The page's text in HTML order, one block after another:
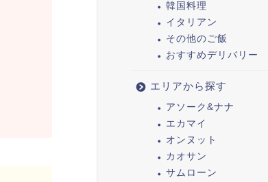
韓国料理
イタリアン
その他のご飯
おすすめデリバリー
エリアから探す
アソーク&ナナ
エカマイ
オンヌット
カオサン
サムローン